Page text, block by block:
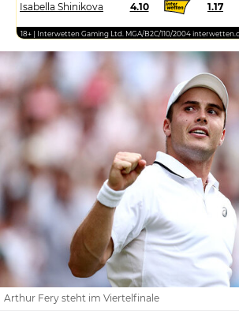
Isabella Shinikova 4.10 1.17
18+ | Interwetten Gaming Ltd. MGA/B2C/110/2004
Arthur Fery steht im Viertelfinale